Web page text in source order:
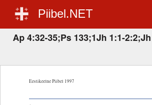
Piibel.NET
Ap 4:32-35;Ps 133;1Jh 1:1-2:2;Jh
Eestikeelne Piibel 1997